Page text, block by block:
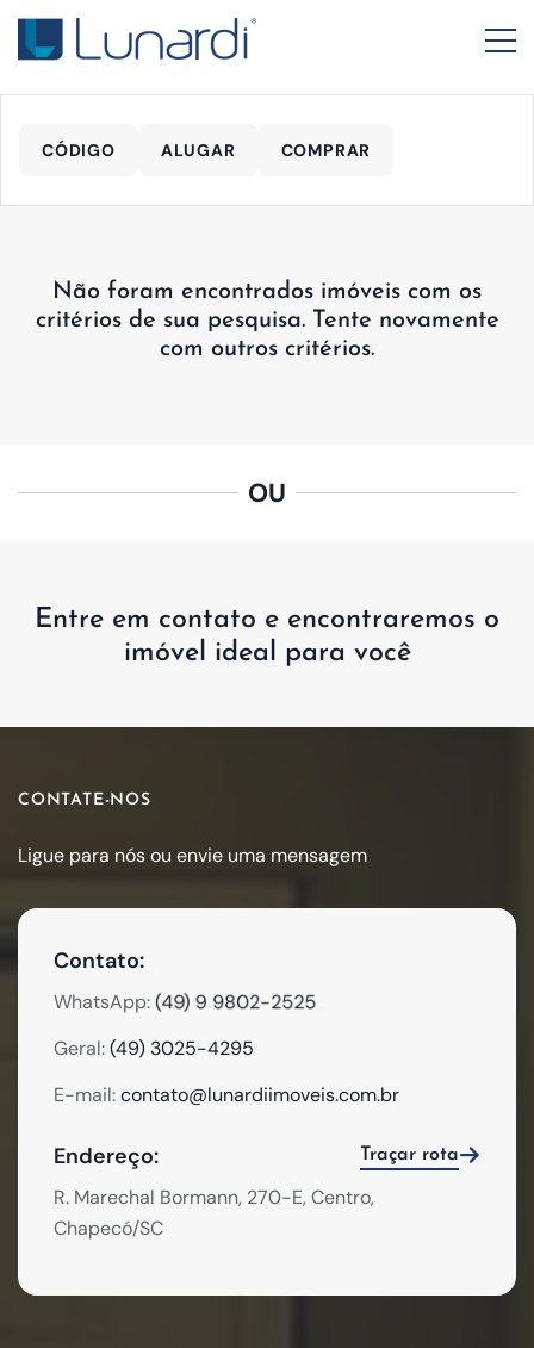
CÓDIGO ALUGAR COMPRAR
Não foram encontrados imóveis com os
critérios de sua pesquisa. Tente novamente
com outros critérios.
OU
Entre em contato e encontraremos o
imóvel ideal para você
CONTATE-NOS
Ligue para nós ou envie uma mensagem
Contato:
WhatsApp:(49) 9 9802-2525
Geral:(49) 3025-4295
E-mail:contato@lunardiimoveis.com.br
Endereço: Traçar rota
R. Marechal Bormann, 270-E, Centro,
Chapecó/SC